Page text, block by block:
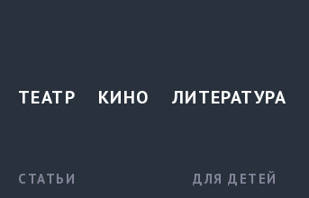
ТЕАТР КИНО ЛИТЕРАТУРА
СТАТЬИ
ДЛЯ ДЕТЕЙ